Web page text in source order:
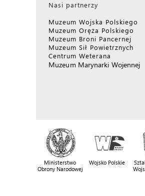
Nasi partnerzy
Muzeum Wojska Polskiego
Muzeum Oręża Polskiego
Muzeum Broni Pancernej
Muzeum Sił Powietrznych
Centrum Weterana
Muzeum Marynarki Wojennej
Ministerstwo
Obrony Narodowej
Wojsko Polskie